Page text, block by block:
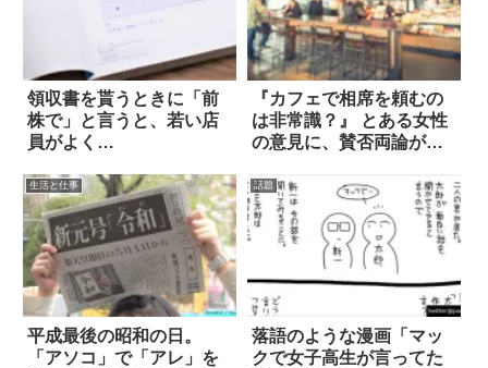
領収書を貰うときに「前
株で」と言うと、若い店
員がよく…
『カフェで相席を頼むの
は非常識？』 とある女性
の意見に、賛否両論が沸
生活と仕事
平成最後の昭和の日。
「アソコ」で「アレ」を
話題
落語のような漫画「マッ
クで女子高生が言ってた